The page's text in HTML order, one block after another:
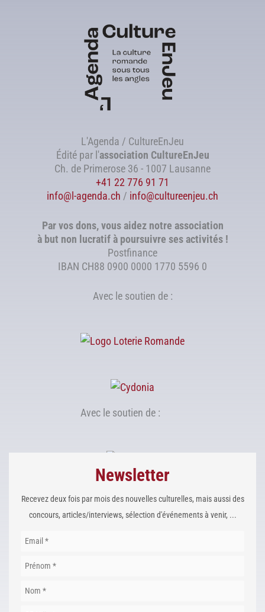
L'Agenda / CultureEnJeu
Édité par l'association CultureEnJeu
Ch. de Primerose 36 - 1007 Lausanne
+41 22 776 91 71
info@l-agenda.ch / info@cultureenjeu.ch
Par vos dons, vous aidez notre association
à but non lucratif à poursuivre ses activités !
Postfinance
IBAN CH88 0900 0000 1770 5596 0
Avec le soutien de :
Avec le soutien de :
Newsletter
Recevez deux fois par mois des nouvelles culturelles, mais aussi des
concours, articles/interviews, sélection d'événements à venir, ...